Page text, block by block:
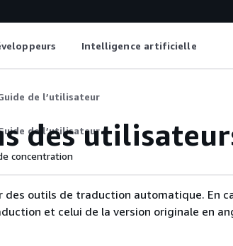
Intelligence artificielle
de l’utilisateur
de l’utilisateur
des
concentration
outils de traduction automatique. En
et celui de la version originale en